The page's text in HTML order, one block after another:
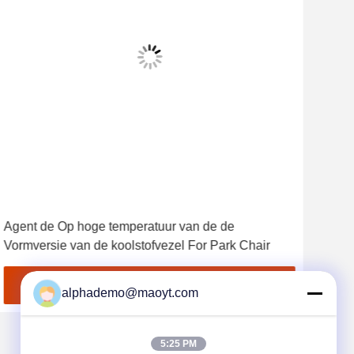
Agent de Op hoge temperatuur van de de
Vormversie van de koolstofvezel For Park Chair
Ontvang de beste prijs
alphademo@maoyt.com
5:25 PM